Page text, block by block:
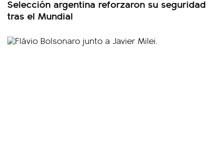
Selección argentina reforzaron su seguridad
tras el Mundial